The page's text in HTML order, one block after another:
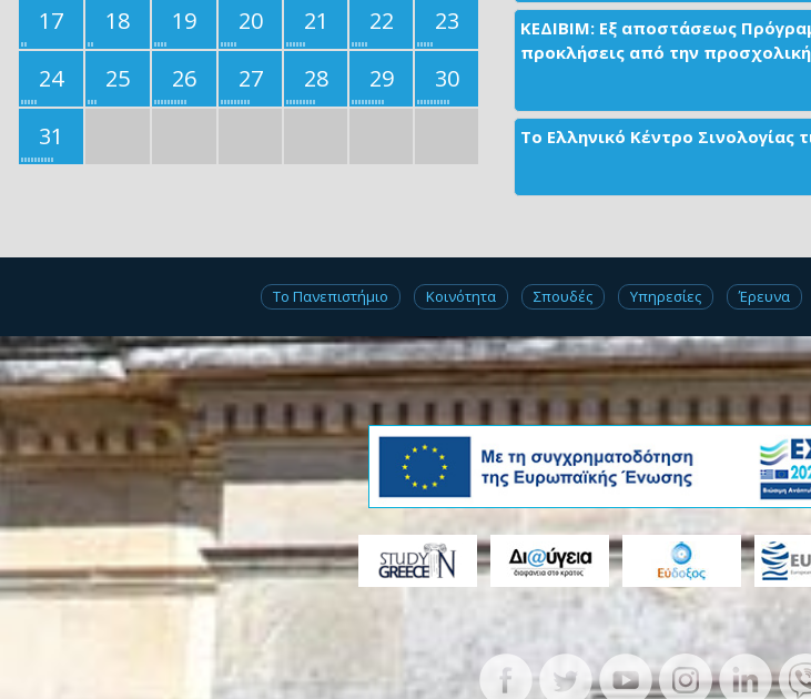
17
18 19 20 21 22
23
24
25 26 27 28 29
30
31
ΚΕΔΙΒΙΜ: Εξ αποστάσεως
προκλήσεις από την προσχολική
Το Ελληνικό Κέντρο Σινολογίας
Το Πανεπιστήμιο Κοινότητα Σπουδές Υπηρεσίες Έρευνα